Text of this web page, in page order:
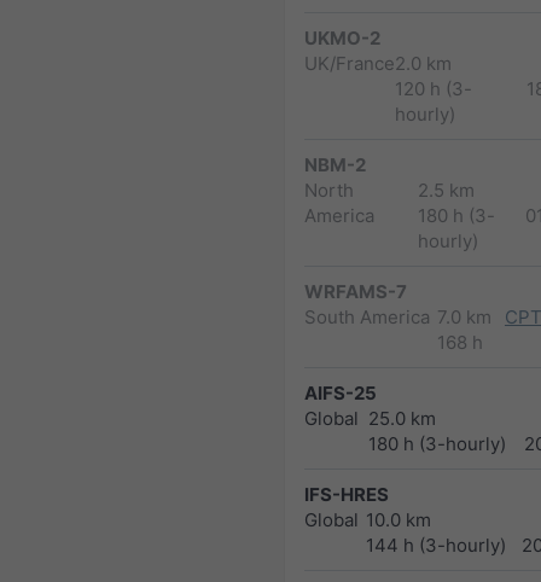
UKMO-2
UK/France2.0 km
120 h (3-
hourly)
NBM-2
North
America
2.5 km
180 h (3-
hourly)
WRFAMS-7
South America 7.0 km
168 h
AIFS-25
Global 25.0 km
180 h (3-hourly)
IFS-HRES
Global 10.0 km
144 h (3-hourly)